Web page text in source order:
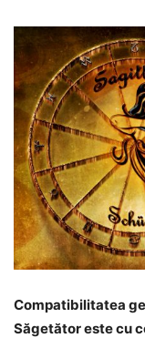
Compatibilitatea
Săgetător este cu